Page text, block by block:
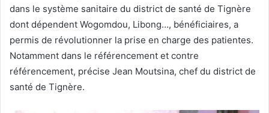
dans le système sanitaire du district de santé de Tignère
dont dépendent Wogomdou, Libong…, bénéficiaires, a
permis de révolutionner la prise en charge des patientes.
Notamment dans le référencement et contre
référencement, précise Jean Moutsina, chef du district de
santé de Tignère.